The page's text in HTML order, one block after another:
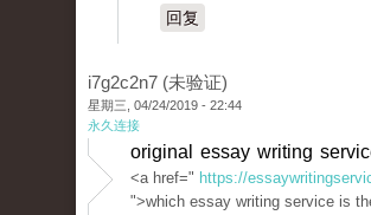
回复
i7g2c2n7 (未验证)
星期三, 04/24/2019 - 22:44
永久连接
original essay writing
<a href=" https://
">which essay writing service is